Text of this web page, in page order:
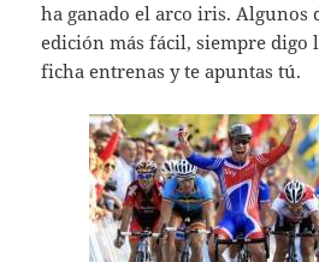
ha ganado el arco iris. Algunos
edición más fácil, siempre digo
ficha entrenas y te apuntas tú.